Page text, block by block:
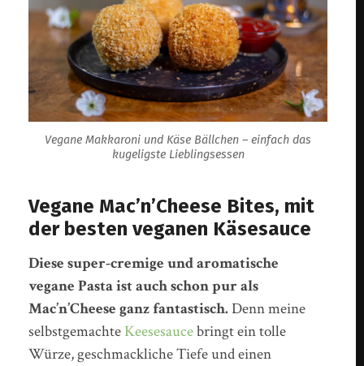
Vegane Makkaroni und Käse Bällchen – einfach das
kugeligste Lieblingsessen
Vegane Mac’n’Cheese Bites, mit
der besten veganen Käsesauce
Diese super-cremige und aromatische
vegane Pasta ist auch schon pur als
Mac’n’Cheese ganz fantastisch.Denn meine
selbstgemachte Keesesaucebringt ein tolle
Würze, geschmackliche Tiefe und einen